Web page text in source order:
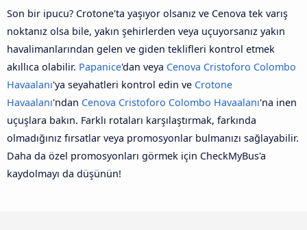
Son bir ipucu? Crotone'ta yaşıyor olsanız ve Cenova tek varış
noktanız olsa bile, yakın şehirlerden veya uçuyorsanız yakın
havalimanlarından gelen ve giden teklifleri kontrol etmek
akıllıca olabilir. Papanice'dan veya Cenova Cristoforo Colombo
Havaalanı'ya seyahatleri kontrol edin ve Crotone
Havaalanı'ndan Cenova Cristoforo Colombo Havaalanı'na inen
uçuşlara bakın. Farklı rotaları karşılaştırmak, farkında
olmadığınız fırsatlar veya promosyonlar bulmanızı sağlayabilir.
Daha da özel promosyonları görmek için CheckMyBus'a
kaydolmayı da düşünün!